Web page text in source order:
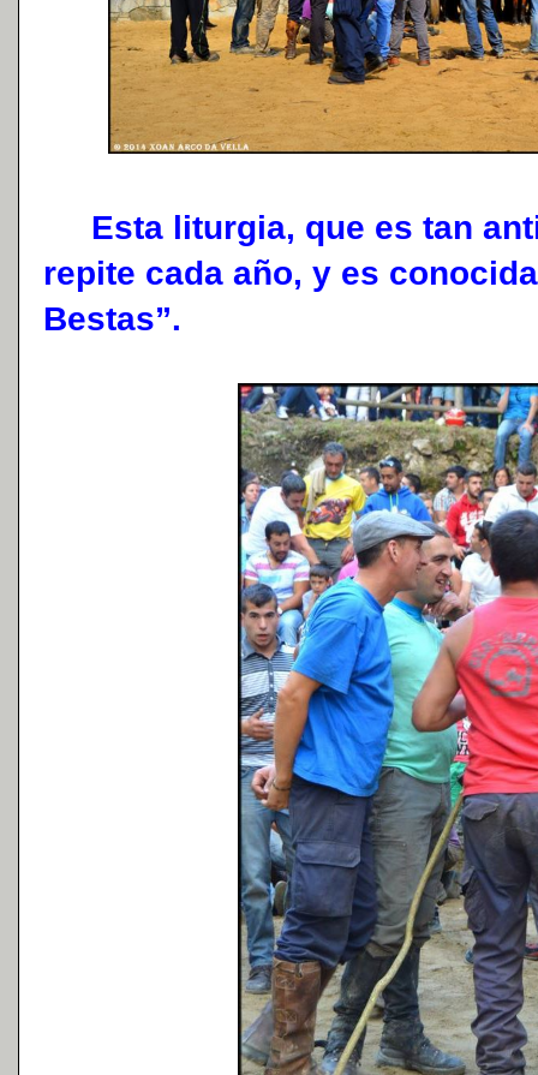
Esta liturgia, que es tan
repite cada año, y es
Bestas”.